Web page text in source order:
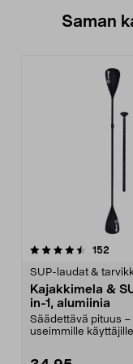
Saman
152
SUP-laudat &
Kajakkimela &
in-1, alumiinia
Säädettävä pituus –
useimmille
4.5 viidestä